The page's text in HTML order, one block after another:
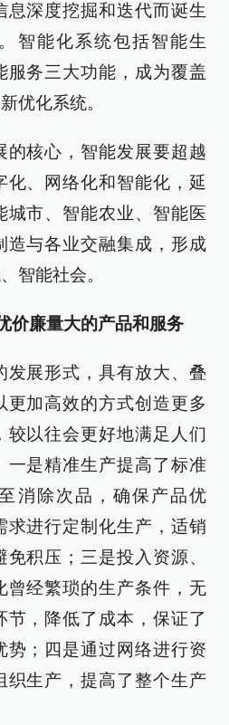
息深度挖掘和迭代而诞生
智能化系统包括智能生
服务三大功能，成为覆盖
优化系统。
的核心，智能发展要超越
化、网络化和智能化，延
城市、智能农业、智能医
造与各业交融集成，形成
智能社会。
价廉量大的产品和服务
发展形式，具有放大、叠
更加高效的方式创造更多
较以往会更好地满足人们
一是精准生产提高了标准
消除次品，确保产品优
求进行定制化生产，适销
积压；三是投入资源、
曾经繁琐的生产条件，无
节，降低了成本，保证了
势；四是通过网络进行资
织生产，提高了整个生产